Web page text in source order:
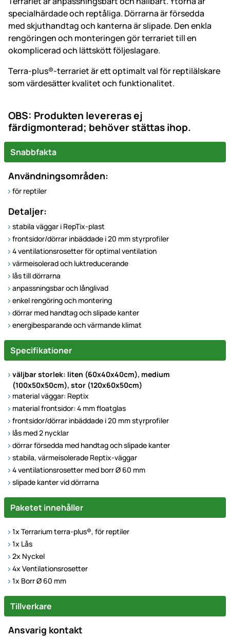
specialhärdade och reptåliga. Dörrarna är försedda
med skjuthandtag och kanterna är slipade. Den enkla
rengöringen och monteringen gör terrariet till en
okomplicerad och lättskött följeslagare.
Terra-plus®-terrariet är ett optimalt val för reptilälskare
som värdesätter kvalitet och funktionalitet.
OBS: Produkten levereras ej
färdigmonterad; behöver stättas ihop.
Snabbfakta
Användningsområden:
för reptiler
Detaljer:
stabila väggar i RepTix-plast
frontsidor/dörrar inbäddade i 20 mm styrprofiler
4 ventilationsrosetter för optimal ventilation
värmeisolerad och luktreducerande
lås till dörrarna
anpassningsbar och långlivad
enkel rengöring och montering
dörrar med handtag och slipade kanter
energibesparande och värmande klimat
Specifikationer
väljbar storlek: liten (60x40x40cm), medium
(100x50x50cm), stor (120x60x50cm)
material väggar: Reptix
material frontsidor: 4 mm floatglas
frontsidor/dörrar inbäddade i 20 mm styrprofiler
lås med 2 nycklar
dörrar försedda med handtag och slipade kanter
stabila, värmeisolerade Reptix-väggar
4 ventilationsrosetter med borr Ø 60 mm
slipade kanter vid dörrarna
Paketet innehåller
1x Terrarium terra-plus®, för reptiler
1x Lås
2x Nyckel
4x Ventilationsrosetter
1x Borr Ø 60 mm
Tillverkare
Ansvarig kontakt